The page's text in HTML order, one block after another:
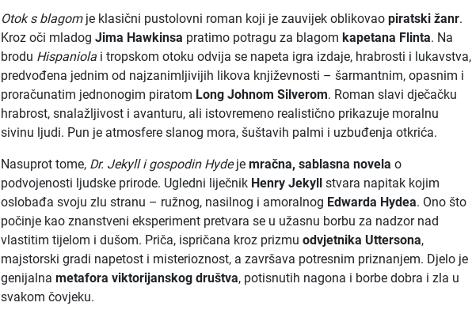
Otok s blagomje klasični pustolovni roman koji je zauvijek oblikovaopiratski žanr.
Kroz oči mladogJima Hawkinsa pratimo potragu za blagomkapetana Flinta. Na
brodu Hispaniola i tropskom otoku odvija se napeta igra izdaje, hrabrosti i lukavstva,
predvođena jednim od najzanimljivijih likova književnosti – šarmantnim, opasnim i
proračunatim jednonogim piratom Long Johnom Silverom. Roman slavi dječačku
hrabrost, snalažljivost i avanturu, ali istovremeno realistično prikazuje moralnu
sivinu ljudi. Pun je atmosfere slanog mora, šuštavih palmi i uzbuđenja otkrića.
Nasuprot tome, Dr. Jekyll i gospodin Hydejemračna, sablasna novela o
podvojenosti ljudske prirode. Ugledni liječnik Henry Jekyll stvara napitak kojim
oslobađa svoju zlu stranu – ružnog, nasilnog i amoralnog Edwarda Hydea. Ono što
počinje kao znanstveni eksperiment pretvara se u užasnu borbu za nadzor nad
vlastitim tijelom i dušom. Priča, ispričana kroz prizmuodvjetnika Uttersona,
majstorski gradi napetost i misterioznost, a završava potresnim priznanjem. Djelo je
genijalnametafora viktorijanskog društva, potisnutih nagona i borbe dobra i zla u
svakom čovjeku.